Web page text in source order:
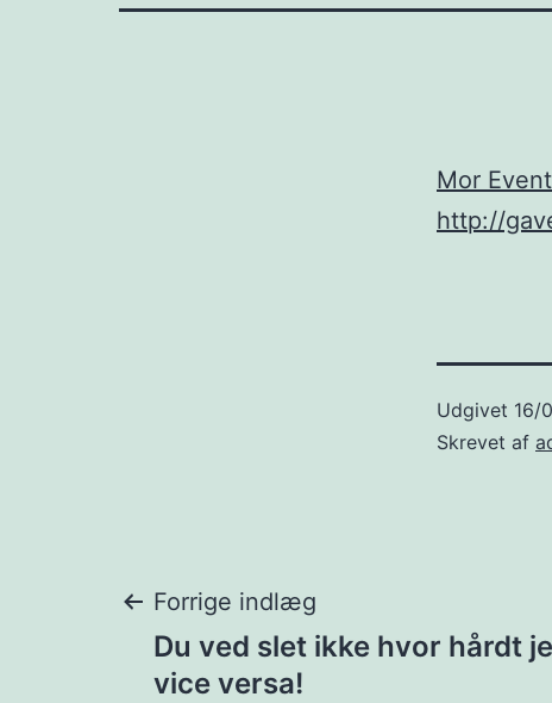
Mor
http://
Udgivet 16/
Skrevet af
Forrige indlæg
Du ved slet ikke hvor hårdt
vice versa!